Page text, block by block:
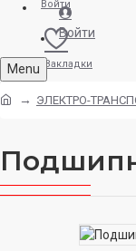
Войти
Закладки
Войти
Menu
ЭЛЕКТРО-